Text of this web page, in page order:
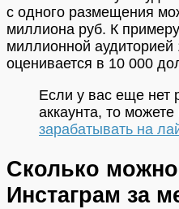
с одного размещения
миллиона руб. К
миллионной
оценивается в 10 000
Если у вас еще нет
аккаунта, то
зарабатывать на
Сколько можно
Инстаграм за